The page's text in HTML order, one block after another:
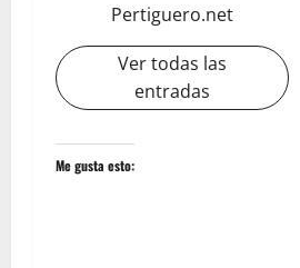
Pertiguero.net
Ver todas las
entradas
Me gusta esto: